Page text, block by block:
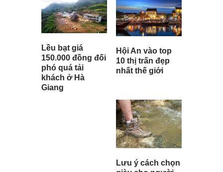
Lều bạt giá
150.000 đồng đối
phó quá tải
khách ở Hà
Giang
Hội An vào top
10 thị trấn đẹp
nhất thế giới
Lưu ý cách chọn